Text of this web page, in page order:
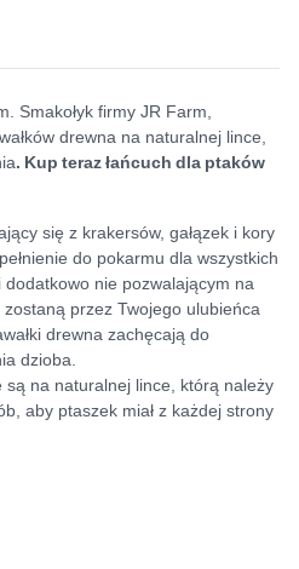
Smakołyk firmy JR Farm,
drewna na naturalnej lince,
. Kup teraz łańcuch dla ptaków
się z krakersów, gałązek i kory
do pokarmu dla wszystkich
nie pozwalającym na
przez Twojego ulubieńca
drewna zachęcają do
dzioba.
na naturalnej lince, którą należy
aby ptaszek miał z każdej strony